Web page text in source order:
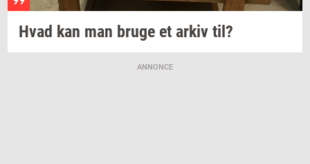
Hvad kan man bruge et arkiv til?
ANNONCE